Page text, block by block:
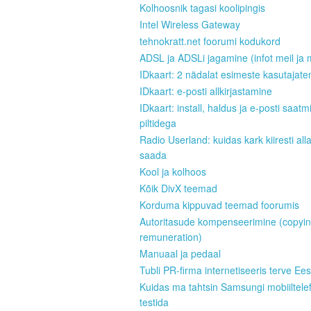
Kolhoosnik tagasi koolipingis
Intel Wireless Gateway
tehnokratt.net foorumi kodukord
ADSL ja ADSLi jagamine (infot meil ja
IDkaart: 2 nädalat esimeste
IDkaart: e-posti allkirjastamine
IDkaart: install, haldus ja e-posti
piltidega
Radio Userland: kuidas kark kiiresti alla
saada
Kool ja kolhoos
Kõik DivX teemad
Korduma kippuvad teemad foorumis
Autoritasude kompenseerimine
remuneration)
Manuaal ja pedaal
Tubli PR-firma internetiseeris terve
Kuidas ma tahtsin Samsungi
testida